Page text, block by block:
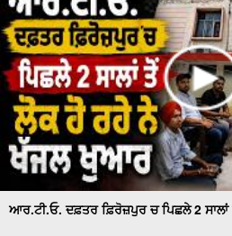
ਆਰ.ਟੀ.ਓ. ਦਫ਼ਤਰ ਫ਼ਿਰੋਜ਼ਪੁਰ ਚ ਪਿਛਲੇ 2